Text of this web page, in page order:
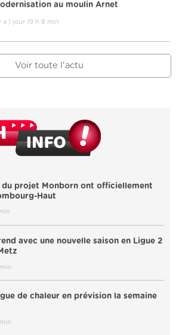
au moulin Arnet
a 1 jour 19 h 8 min
Voir toute l'actu
du projet Monborn ont officiellement
Haut
avec une nouvelle saison en Ligue 2
de chaleur en prévision la semaine